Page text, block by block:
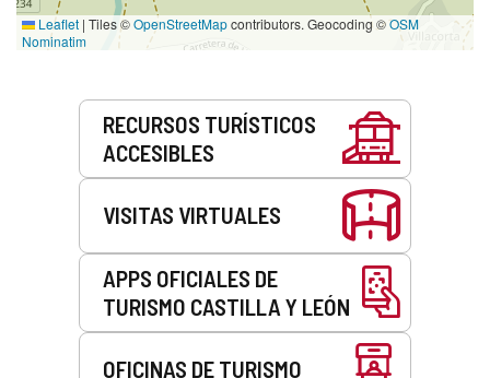
Leaflet | Tiles ©OpenStreetMapcontributors. Geocoding ©OSM
Nominatim
RECURSOS TURÍSTICOS
ACCESIBLES
VISITAS VIRTUALES
APPS OFICIALES DE
TURISMO CASTILLA Y LEÓN
OFICINAS DE TURISMO